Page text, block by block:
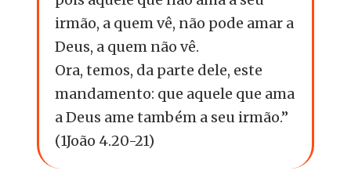
irmão, a quem vê, não pode amar a
Deus, a quem não vê.
Ora, temos, da parte dele, este
mandamento: que aquele que ama
a Deus ame também a seu irmão.”
(1João 4.20-21)